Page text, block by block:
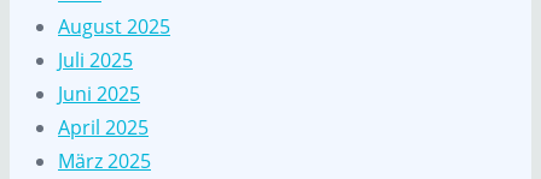
August 2025
Juli 2025
Juni 2025
April 2025
März 2025